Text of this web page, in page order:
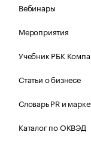
Вебинары
Мероприятия
Учебник РБК
Статьи о бизнесе
Словарь PR и
Каталог по ОКВЭД